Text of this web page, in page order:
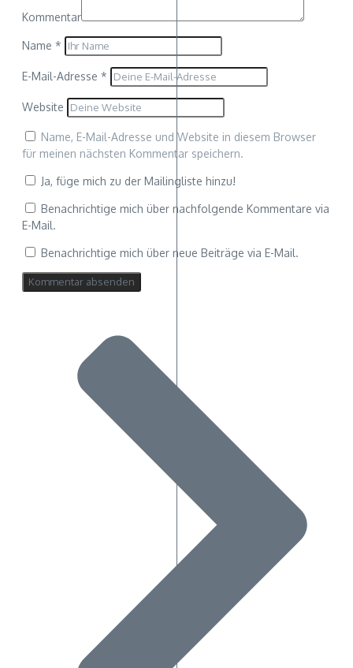
Kommentar
Name *
E-Mail-Adresse *
Website
Name, E-Mail-Adresse und Website in diesem Browser
für meinen nächsten Kommentar speichern.
Ja, füge mich zu der Mailingliste hinzu!
Benachrichtige mich über nachfolgende Kommentare via
E-Mail.
Benachrichtige mich über neue Beiträge via E-Mail.